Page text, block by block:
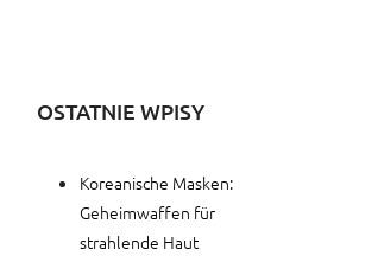
OSTATNIE WPISY
Koreanische Masken:
Geheimwaffen für
strahlende Haut